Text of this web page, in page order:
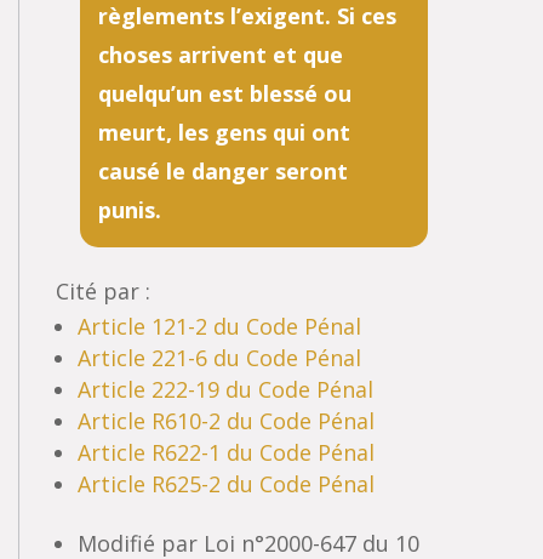
règlements l’exigent. Si ces
choses arrivent et que
quelqu’un est blessé ou
meurt, les gens qui ont
causé le danger seront
punis.
Cité par :
Article 121-2 du Code Pénal
Article 221-6 du Code Pénal
Article 222-19 du Code Pénal
Article R610-2 du Code Pénal
Article R622-1 du Code Pénal
Article R625-2 du Code Pénal
Modifié par Loi n°2000-647 du 10